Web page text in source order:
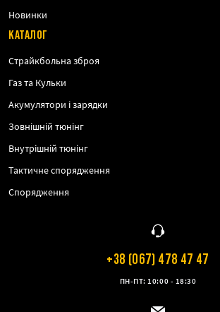
Новинки
КАТАЛОГ
Страйкбольна зброя
Газ та Кульки
Акумулятори і зарядки
Зовнішній тюнінг
Внутрішній тюнінг
Тактичне спорядження
Спорядження
+38 (067) 478 47 47
ПН-ПТ: 10:00 - 18:30